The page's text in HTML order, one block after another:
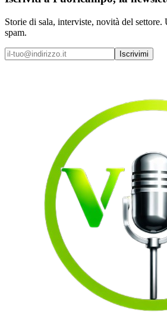
Storie di sala, interviste, novità del settore.
spam.
Iscrivimi